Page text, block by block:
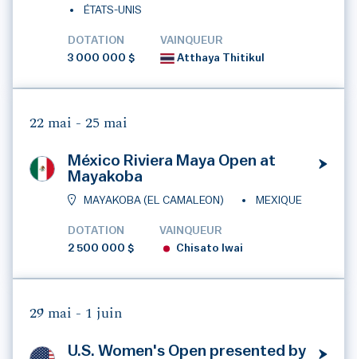
ÉTATS-UNIS
DOTATION
3 000 000 $
VAINQUEUR
Atthaya Thitikul
22 mai - 25 mai
México Riviera Maya Open at
Mayakoba
MAYAKOBA (EL CAMALEON) MEXIQUE
DOTATION
2 500 000 $
VAINQUEUR
Chisato Iwai
29 mai - 1 juin
U.S. Women's Open presented by